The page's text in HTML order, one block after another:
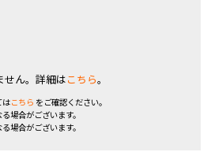
せん。詳細はこちら。
はこちら をご確認ください。
場合がございます。
場合がございます。